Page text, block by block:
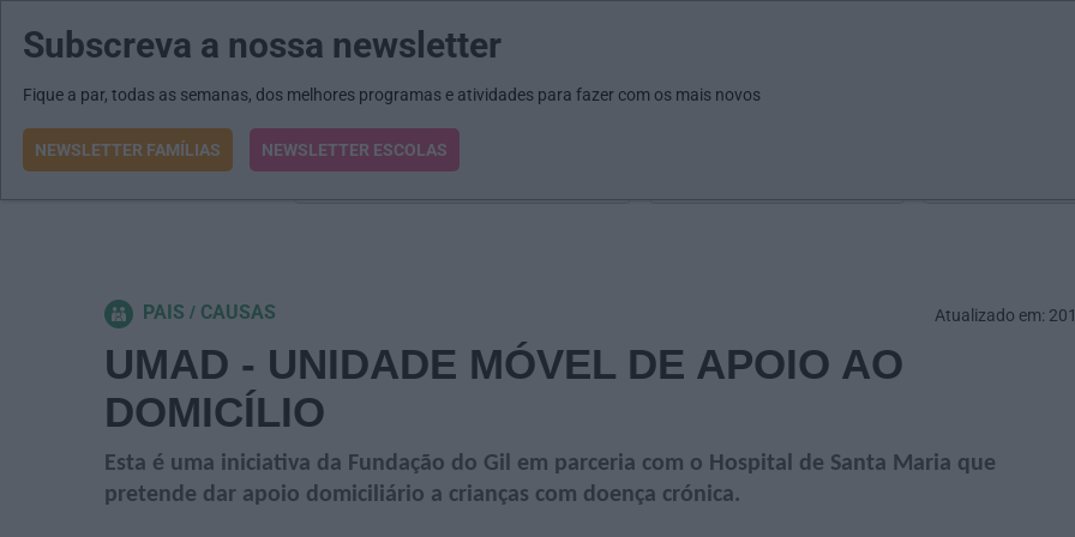
MENU MAIL JORNAIS
O que procura?
PAIS CAUSAS
UMAD - UNIDADE MÓVEL DE APOIO AO
DOMICÍLIO
Esta é uma iniciativa da Fundação do Gil em parceria com o Hospital de Santa Maria que
pretende dar apoio domiciliário a crianças com doença crónica.
Atualizado em:
Subscreva a nossa newsletter
Fique a par, todas as semanas, dos melhores programas e atividades para fazer com os mais novos
NEWSLETTER FAMÍLIAS NEWSLETTER ESCOLAS